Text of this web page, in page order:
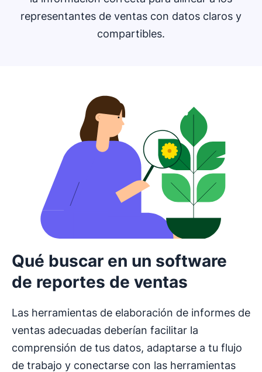
representantes de ventas con datos claros y
compartibles.
Qué buscar en un software
de reportes de ventas
Las herramientas de elaboración de informes de
ventas adecuadas deberían facilitar la
comprensión de tus datos, adaptarse a tu flujo
de trabajo y conectarse con las herramientas